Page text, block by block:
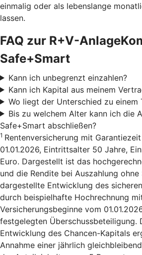
einmalig oder als lebenslange
lassen.
FAQ zur R+V-
Safe+Smart
Kann ich unbegrenzt einzahlen?
Kann ich Kapital aus meinem
Wo liegt der Unterschied zu einem
Bis zu welchem Alter kann ich die
Safe+Smart abschließen?
1 Rentenversicherung mit
01.01.2026, Eintrittsalter 50 Jahre,
Euro. Dargestellt ist das
und die Rendite bei Auszahlung
dargestellte Entwicklung des
durch beispielhafte Hochrechnung
Versicherungsbeginne vom
festgelegten Überschussbeteiligung.
Entwicklung des Chancen-Kapitals
Annahme einer jährlich